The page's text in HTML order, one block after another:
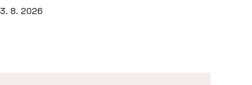
3. 8. 2026